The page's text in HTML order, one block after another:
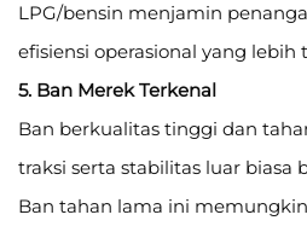
LPG/bensin menjamin
efisiensi operasional yang lebih
5. Ban Merek Terkenal
Ban berkualitas tinggi dan
traksi serta stabilitas luar biasa
Ban tahan lama ini